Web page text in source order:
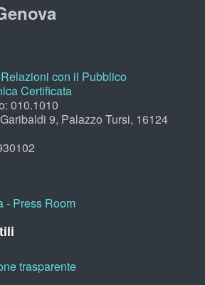
con il Pubblico
Certificata
010.1010
9, Palazzo Tursi, 16124
- Press Room
trasparente